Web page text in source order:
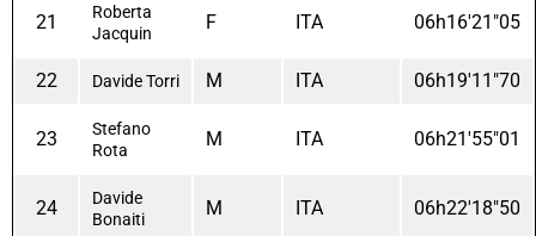
21
Roberta
Jacquin
F ITA 06h16'21"05
22 Davide Torri M ITA 06h19'11"70
23
Stefano
Rota
M ITA 06h21'55"01
24
Davide
Bonaiti
M ITA 06h22'18"50